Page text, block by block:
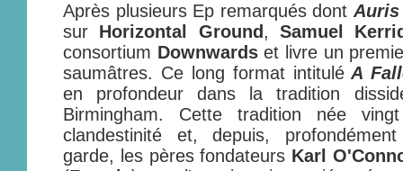
Après plusieurs Ep remarqués dont Auris
sur Horizontal Ground , Samuel
consortium Downwardset livre un
saumâtres. Ce long format intituléA
en profondeur dans la tradition
Birmingham. Cette tradition née
clandestinité et, depuis,
garde, les pères fondateurs Karl